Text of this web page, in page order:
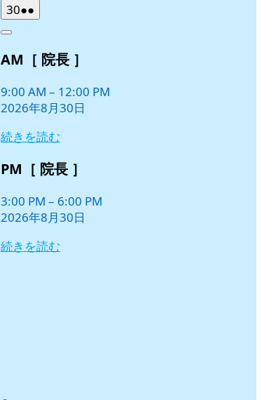
302026
年
月
日
●●
件
イ
ン
ト)
Close
AM［ 院長 ］
9:00 AM – 12:00 PM
2026年8月30日
続きを読む
PM［ 院長 ］
3:00 PM – 6:00 PM
2026年8月30日
続きを読む